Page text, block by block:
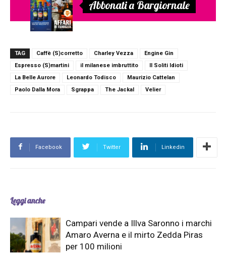
Abbonati a Bargiornale
TAG Caffè (S)corretto Charley Vezza
Engine Gin
Espresso (S)martini
il milanese imbruttito
Il Soliti Idioti
La Belle Aurore
Leonardo Todisco
Maurizio Cattelan
Paolo Dalla Mora
Sgrappa The Jackal Velier
Facebook Twitter Linkedin
Leggi anche
Campari vende a Illva Saronno i marchi
Amaro Averna e il mirto Zedda Piras
per 100 milioni